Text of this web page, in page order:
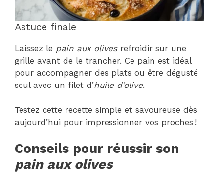
Astuce finale
Laissez le pain aux olivesrefroidir sur une
grille avant de le trancher. Ce pain est idéal
pour accompagner des plats ou être dégusté
seul avec un filet d’huile d’olive.
Testez cette recette simple et savoureuse dès
aujourd’hui pour impressionner vos proches !
Conseils pour réussir son
pain aux olives